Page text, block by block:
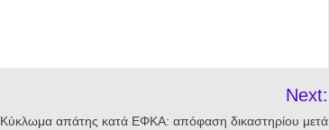
Next:
Κύκλωμα απάτης κατά ΕΦΚΑ: απόφαση δικαστηρίου μετά